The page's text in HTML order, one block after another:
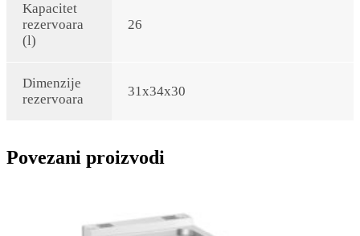
Kapacitet
rezervoara
(l)
26
Dimenzije
rezervoara
31x34x30
Povezani proizvodi